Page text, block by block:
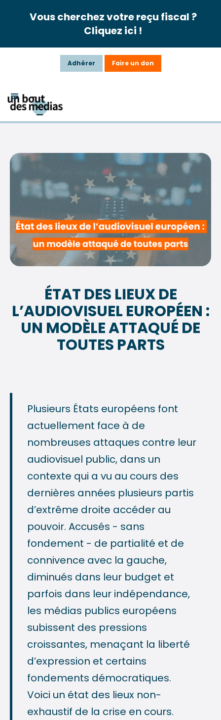
Vous cherchez votre reçu fiscal ?
Cliquez ici !
Adhérer Faire un don
ÉTAT DES LIEUX DE
L’AUDIOVISUEL EUROPÉEN :
UN MODÈLE ATTAQUÉ DE
TOUTES PARTS
Plusieurs États européens font
actuellement face à de
nombreuses attaques contre leur
audiovisuel public, dans un
contexte qui a vu au cours des
dernières années plusieurs partis
d’extrême droite accéder au
pouvoir. Accusés - sans
fondement - de partialité et de
connivence avec la gauche,
diminués dans leur budget et
parfois dans leur indépendance,
les médias publics européens
subissent des pressions
croissantes, menaçant la liberté
d’expression et certains
fondements démocratiques.
Voici un état des lieux non-
exhaustif de la crise en cours.